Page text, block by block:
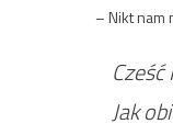
– Nikt nam
Cześć
Jak